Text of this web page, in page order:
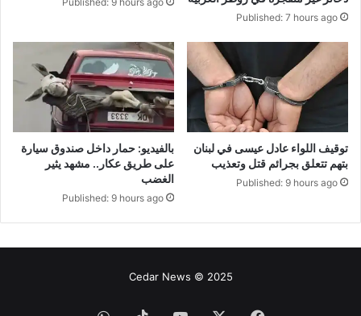
Published: 7 hours ago
توقيف اللواء عادل عيسى في لبنان
بتهم تتعلق بجرائم قتل وتعذيب
Published: 9 hours ago
بالفيديو: حمار داخل صندوق سيارة
على طريق عكار.. مشهد يثير
الغضب
Published: 9 hours ago
Cedar News © 2025